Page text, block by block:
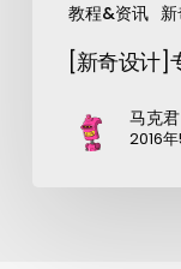
教程&资讯
[新奇设计]
马克君
2016